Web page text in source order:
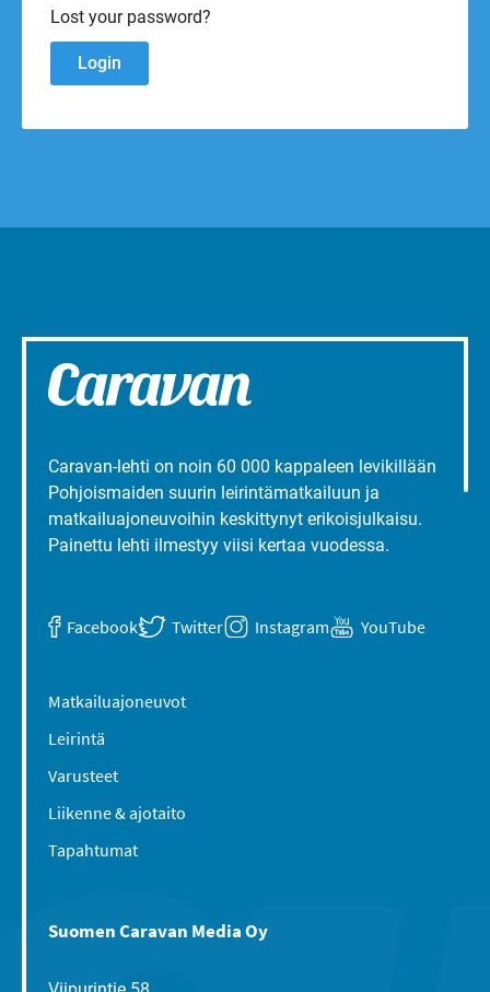
Lost your password?
Caravan-lehti on noin 60 000 kappaleen levikillään
Pohjoismaiden suurin leirintämatkailuun ja
matkailuajoneuvoihin keskittynyt erikoisjulkaisu.
Painettu lehti ilmestyy viisi kertaa vuodessa.
Facebook Twitter Instagram YouTube
Matkailuajoneuvot
Leirintä
Varusteet
Liikenne & ajotaito
Tapahtumat
Suomen Caravan Media Oy